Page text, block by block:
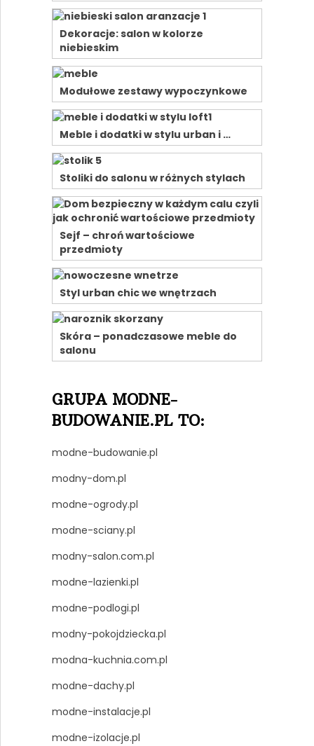
Dekoracje: salon w kolorze
niebieskim
Modułowe zestawy wypoczynkowe
Meble i dodatki w stylu urban i …
Stoliki do salonu w różnych stylach
Sejf – chroń wartościowe
przedmioty
Styl urban chic we wnętrzach
Skóra – ponadczasowe meble do
salonu
GRUPA MODNE-
BUDOWANIE.PL TO:
modne-budowanie.pl
modny-dom.pl
modne-ogrody.pl
modne-sciany.pl
modny-salon.com.pl
modne-lazienki.pl
modne-podlogi.pl
modny-pokojdziecka.pl
modna-kuchnia.com.pl
modne-dachy.pl
modne-instalacje.pl
modne-izolacje.pl